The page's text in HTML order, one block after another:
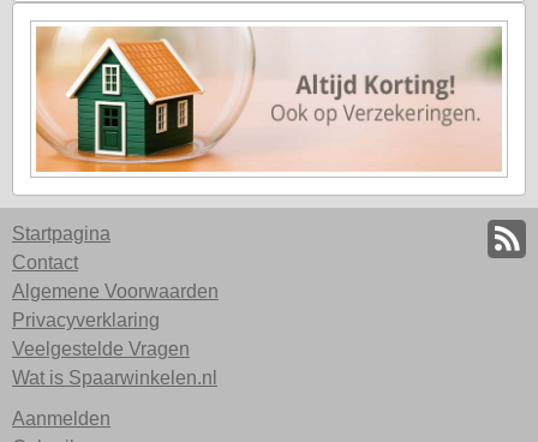
Startpagina
Contact
Algemene Voorwaarden
Privacyverklaring
Veelgestelde Vragen
Wat is Spaarwinkelen.nl
Aanmelden